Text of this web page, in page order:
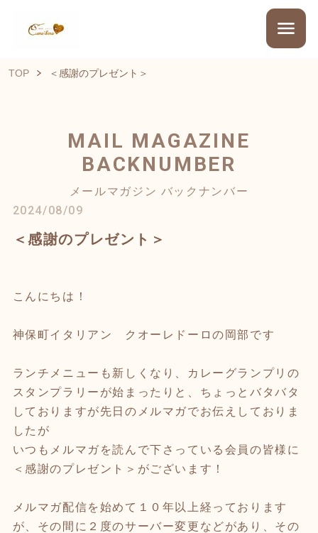
TOP ＜感謝のプレゼント＞
MAIL MAGAZINE
BACKNUMBER
メールマガジン バックナンバー
2024/08/09
＜感謝のプレゼント＞
こんにちは！
神保町イタリアン クオーレドーロの岡部です
ランチメニューも新しくなり、カレーグランプリの
スタンプラリーが始まったりと、ちょっとバタバタ
しておりますが先日のメルマガでお伝えしておりま
したが
いつもメルマガを読んで下さっている会員の皆様に
＜感謝のプレゼント＞がございます！
メルマガ配信を始めて１０年以上経っております
が、その間に２度のサーバー変更などがあり、その